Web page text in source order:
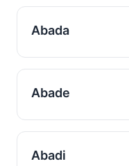
Abada
Abade
Abadi